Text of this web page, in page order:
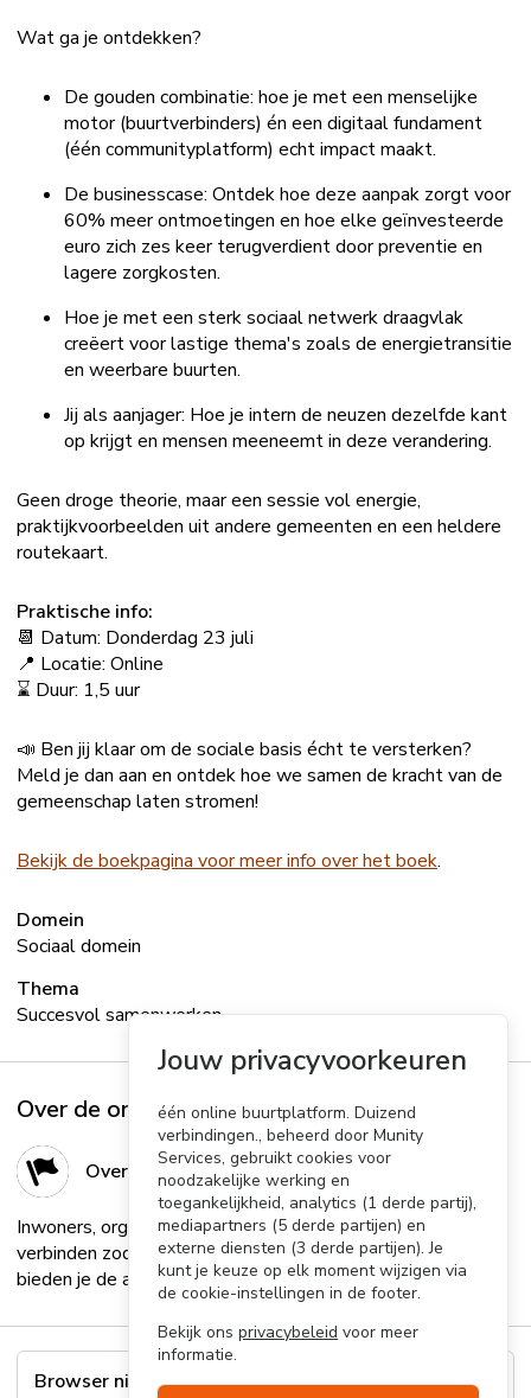
Jouw privacyvoorkeuren
één online buurtplatform. Duizend
verbindingen., beheerd door Munity
Services, gebruikt cookies voor
noodzakelijke werking en
toegankelijkheid, analytics (1 derde partij),
mediapartners (5 derde partijen) en
externe diensten (3 derde partijen). Je
kunt je keuze op elk moment wijzigen via
de cookie-instellingen in de footer.
Bekijk onsprivacybeleid voor meer
informatie.
Wat ga je ontdekken?
De gouden combinatie: hoe je met een menselijke
motor (buurtverbinders) én een digitaal fundament
(één communityplatform) echt impact maakt.
De businesscase: Ontdek hoe deze aanpak zorgt voor
60% meer ontmoetingen en hoe elke geïnvesteerde
euro zich zes keer terugverdient door preventie en
lagere zorgkosten.
Hoe je met een sterk sociaal netwerk draagvlak
creëert voor lastige thema's zoals de energietransitie
en weerbare buurten.
Jij als aanjager: Hoe je intern de neuzen dezelfde kant
op krijgt en mensen meeneemt in deze verandering.
Geen droge theorie, maar een sessie vol energie,
praktijkvoorbeelden uit andere gemeenten en een heldere
routekaart.
Praktische info:
📆 Datum: Donderdag 23 juli
📍 Locatie: Online
⌛️ Duur: 1,5 uur
📣 Ben jij klaar om de sociale basis écht te versterken?
Meld je dan aan en ontdek hoe we samen de kracht van de
gemeenschap laten stromen!
Bekijk de boekpagina voor meer info over het boek.
Domein
Sociaal domein
Thema
Succesvol samenwerken
Over de organisator
Over de organisator
Inwoners, organisaties en bedrijven in je gemeente
verbinden zodat ze meer dingen samen ondernemen? Wij
bieden je de allerbeste oplossing!...Lees meer
Browser niet ondersteund